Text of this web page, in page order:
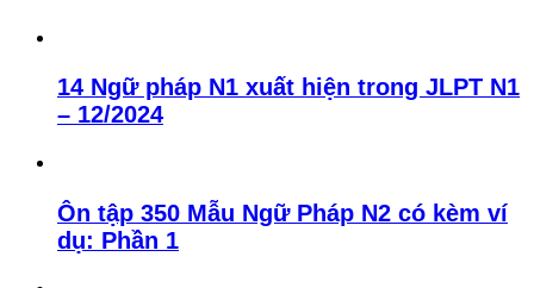
14 Ngữ pháp N1 xuất hiện trong JLPT N1
– 12/2024
Ôn tập 350 Mẫu Ngữ Pháp N2 có kèm ví
dụ: Phần 1